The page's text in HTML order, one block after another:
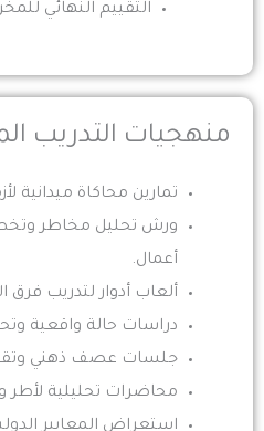
التقييم النهائي
منهجيات التدريب
تمارين محاكاة ميدانية
ورش تحليل مخاطر
أعمال.
ألعاب أدوار لتدريب فرق
دراسات حالة واقعية
جلسات عصف ذهني
محاضرات تحليلية لأطر
استعراض المعايير